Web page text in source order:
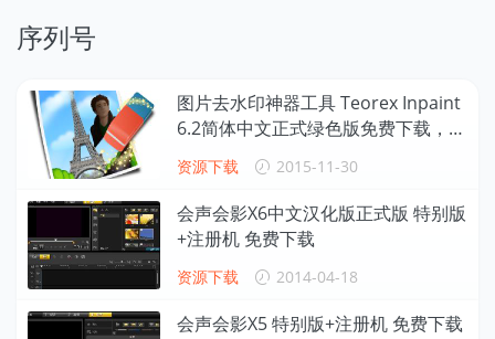
序列号
图片去水印神器工具 Teorex Inpaint
6.2简体中文正式绿色版免费下载，附
永久特别激活码
资源下载 2015-11-30
会声会影X6中文汉化版正式版 特别版
+注册机 免费下载
资源下载 2014-04-18
会声会影X5 特别版+注册机 免费下载